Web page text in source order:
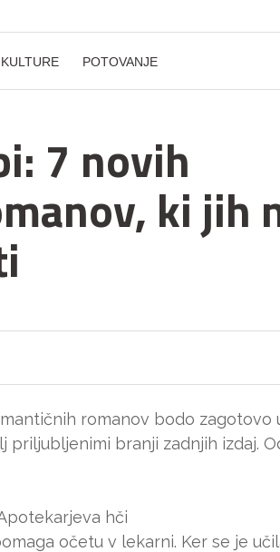
KULTURE POTOVANJE
7 novih
ki jih
romanov bodo zagotovo
branji zadnjih izdaj.
hči
očetu v lekarni. Ker se je